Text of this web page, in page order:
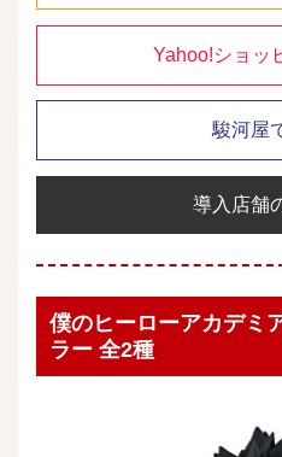
Yahoo!ショッ
駿河屋
導入店舗
僕のヒーローアカデミ
ラー 全2種